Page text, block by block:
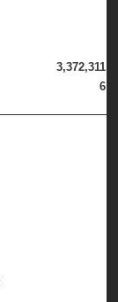
3,372,311
6